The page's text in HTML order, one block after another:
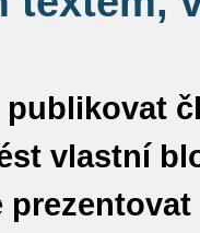
vlastní